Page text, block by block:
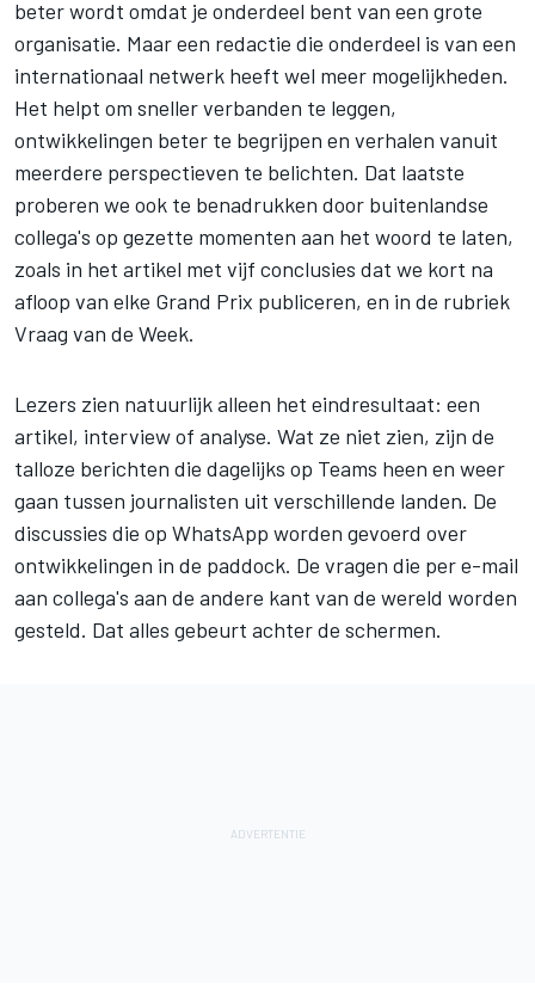
beter wordt omdat je onderdeel bent van een grote
organisatie. Maar een redactie die onderdeel is van een
internationaal netwerk heeft wel meer mogelijkheden.
Het helpt om sneller verbanden te leggen,
ontwikkelingen beter te begrijpen en verhalen vanuit
meerdere perspectieven te belichten. Dat laatste
proberen we ook te benadrukken door buitenlandse
collega's op gezette momenten aan het woord te laten,
zoals in het artikel met vijf conclusies dat we kort na
afloop van elke Grand Prix publiceren, en in de rubriek
Vraag van de Week.
Lezers zien natuurlijk alleen het eindresultaat: een
artikel, interview of analyse. Wat ze niet zien, zijn de
talloze berichten die dagelijks op Teams heen en weer
gaan tussen journalisten uit verschillende landen. De
discussies die op WhatsApp worden gevoerd over
ontwikkelingen in de paddock. De vragen die per e-mail
aan collega's aan de andere kant van de wereld worden
gesteld. Dat alles gebeurt achter de schermen.